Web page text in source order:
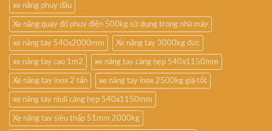
xe nâng phuy dầu
Xe nâng quay đổ phuy điện 500kg sử dụng trong nhà máy
xe nâng tay 540x2000mm Xe nâng tay 3000kg đức
xe nâng tay cao 1m2 xe nâng tay càng hẹp 540x1150mm
Xe nâng tay inox 2 tấn xe nâng tay inox 2500kg giá tốt
xe nâng tay niuli càng hẹp 540x1150mm
Xe nâng tay siêu thấp 51mm 2000kg